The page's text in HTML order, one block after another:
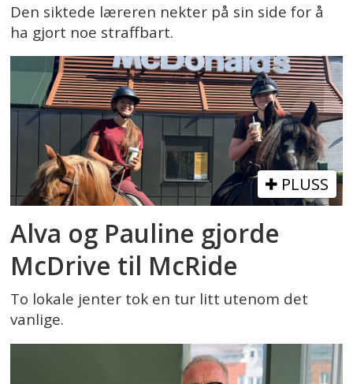
Den siktede læreren nekter på sin side for å
ha gjort noe straffbart.
PLUSS
Alva og Pauline gjorde
McDrive til McRide
To lokale jenter tok en tur litt utenom det
vanlige.